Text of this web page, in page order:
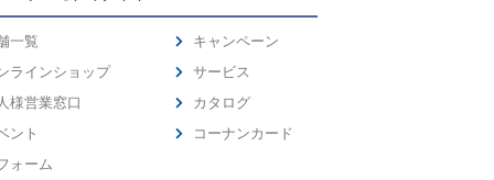
一覧
ラインショップ
様営業窓口
ント
ォーム
キャンペーン
サービス
カタログ
コーナンカード